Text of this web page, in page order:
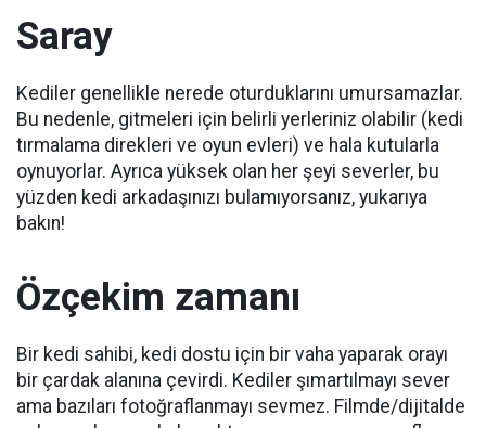
Saray
Kediler genellikle nerede oturduklarını umursamazlar.
Bu nedenle, gitmeleri için belirli yerleriniz olabilir (kedi
tırmalama direkleri ve oyun evleri) ve hala kutularla
oynuyorlar. Ayrıca yüksek olan her şeyi severler, bu
yüzden kedi arkadaşınızı bulamıyorsanız, yukarıya
bakın!
Özçekim zamanı
Bir kedi sahibi, kedi dostu için bir vaha yaparak orayı
bir çardak alanına çevirdi. Kediler şımartılmayı sever
ama bazıları fotoğraflanmayı sevmez. Filmde/dijitalde